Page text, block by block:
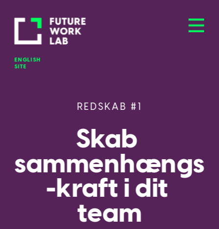
ENGLISH
SITE
REDSKAB #1
Skab
sammenhængs
-kraft i dit
team